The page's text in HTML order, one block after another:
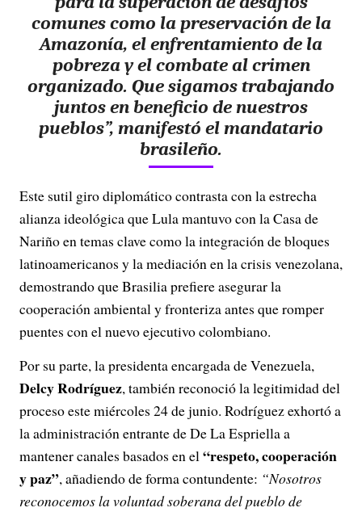
comunes como la preservación de la
Amazonía, el enfrentamiento de la
pobreza y el combate al crimen
organizado. Que sigamos trabajando
juntos en beneficio de nuestros
pueblos”, manifestó el mandatario
brasileño.
Este sutil giro diplomático contrasta con la estrecha
alianza ideológica que Lula mantuvo con la Casa de
Nariño en temas clave como la integración de bloques
latinoamericanos y la mediación en la crisis venezolana,
demostrando que Brasilia prefiere asegurar la
cooperación ambiental y fronteriza antes que romper
puentes con el nuevo ejecutivo colombiano.
Por su parte, la presidenta encargada de Venezuela,
Delcy Rodríguez, también reconoció la legitimidad del
proceso este miércoles 24 de junio. Rodríguez exhortó a
la administración entrante de De La Espriella a
mantener canales basados en el“respeto, cooperación
y paz”, añadiendo de forma contundente: “Nosotros
reconocemos la voluntad soberana del pueblo de